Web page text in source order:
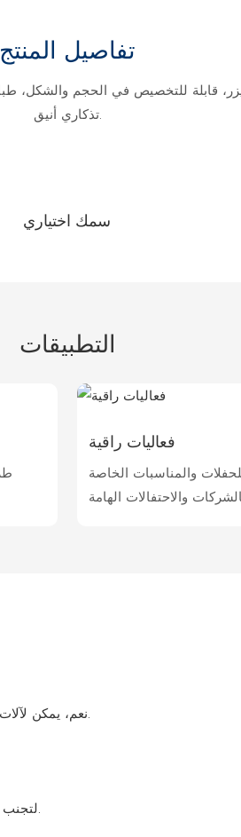
تفاصيل المنتج
للتخصيص في الحجم والشكل، طباعة
تذكاري أنيق.
سمك اختياري
التطبيقات
فعاليات راقية
والمناسبات الخاصة
والاحتفالات الهامة
السطح حساس، لكننا نحمي كل بطاقة بطبقة فيلمية وكيس OPP لتجنب الخدوش أثناء الشحن.